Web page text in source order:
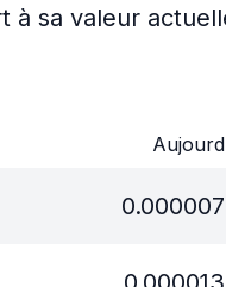
à sa valeur
0.000007